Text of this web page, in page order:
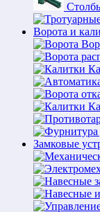
Ворота и
Замковые